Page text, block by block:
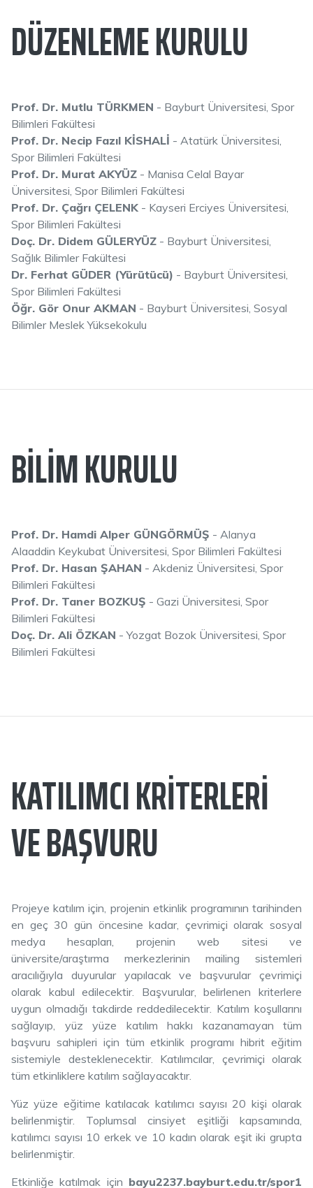
DÜZENLEME KURULU
Prof. Dr. Mutlu TÜRKMEN - Bayburt Üniversitesi, Spor
Bilimleri Fakültesi
Prof. Dr. Necip Fazıl KİSHALİ - Atatürk Üniversitesi,
Spor Bilimleri Fakültesi
Prof. Dr. Murat AKYÜZ - Manisa Celal Bayar
Üniversitesi, Spor Bilimleri Fakültesi
Prof. Dr. Çağrı ÇELENK - Kayseri Erciyes Üniversitesi,
Spor Bilimleri Fakültesi
Doç. Dr. Didem GÜLERYÜZ - Bayburt Üniversitesi,
Sağlık Bilimler Fakültesi
Dr. Ferhat GÜDER (Yürütücü) - Bayburt Üniversitesi,
Spor Bilimleri Fakültesi
Öğr. Gör Onur AKMAN - Bayburt Üniversitesi, Sosyal
Bilimler Meslek Yüksekokulu
BILIM KURULU
Prof. Dr. Hamdi Alper GÜNGÖRMÜŞ - Alanya
Alaaddin Keykubat Üniversitesi, Spor Bilimleri Fakültesi
Prof. Dr. Hasan ŞAHAN - Akdeniz Üniversitesi, Spor
Bilimleri Fakültesi
Prof. Dr. Taner BOZKUŞ - Gazi Üniversitesi, Spor
Bilimleri Fakültesi
Doç. Dr. Ali ÖZKAN - Yozgat Bozok Üniversitesi, Spor
Bilimleri Fakültesi
KATILIMCI KRITERLERI
VE BAŞVURU
Projeye katılım için, projenin etkinlik programının tarihinden
en geç 30 gün öncesine kadar, çevrimiçi olarak sosyal
medya hesapları, projenin web sitesi ve
üniversite/araştırma merkezlerinin mailing sistemleri
aracılığıyla duyurular yapılacak ve başvurular çevrimiçi
olarak kabul edilecektir. Başvurular, belirlenen kriterlere
uygun olmadığı takdirde reddedilecektir. Katılım koşullarını
sağlayıp, yüz yüze katılım hakkı kazanamayan tüm
başvuru sahipleri için tüm etkinlik programı hibrit eğitim
sistemiyle desteklenecektir. Katılımcılar, çevrimiçi olarak
tüm etkinliklere katılım sağlayacaktır.
Yüz yüze eğitime katılacak katılımcı sayısı 20 kişi olarak
belirlenmiştir. Toplumsal cinsiyet eşitliği kapsamında,
katılımcı sayısı 10 erkek ve 10 kadın olarak eşit iki grupta
belirlenmiştir.
Etkinliğe katılmak için bayu2237.bayburt.edu.tr/spor1